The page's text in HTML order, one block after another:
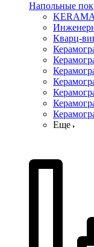
Напольные
Кварц-
Еще